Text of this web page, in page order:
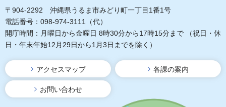
〒904-2292 沖縄県うるま市みどり町一丁目1番1号
電話番号：098-974-3111（代）
開庁時間：月曜日から金曜日 8時30分から17時15分まで
（祝日・休
日・年末年始12月29日から1月3日までを除く）
アクセスマップ 各課の案内
お問い合わせ